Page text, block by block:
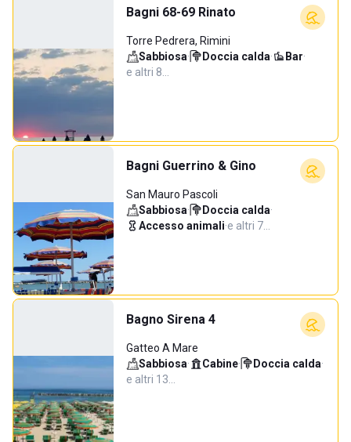
Bagni 68-69 Rinato
Torre Pedrera, Rimini
Sabbiosa· Doccia calda· Bar·
e altri 8…
Bagni Guerrino & Gino
San Mauro Pascoli
Sabbiosa· Doccia calda·
Accesso animali·e altri 7…
Bagno Sirena 4
Gatteo A Mare
Sabbiosa· Cabine· Doccia calda·
e altri 13…